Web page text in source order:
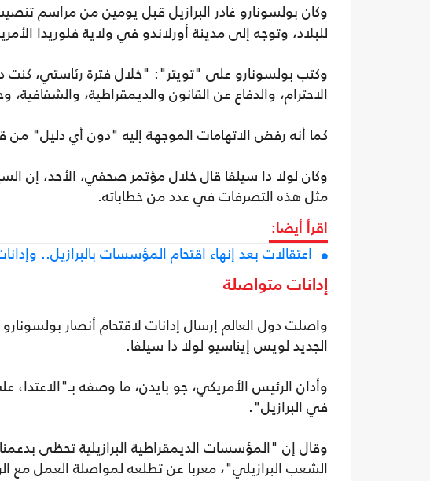
وكان بولسونارو غادر البرازيل قبل يومين من مراسم
للبلاد، وتوجه إلى مدينة أورلاندو في ولاية فلوريدا
وكتب بولسونارو على "تويتر": "خلال فترة رئاستي، كنت
الاحترام، والدفاع عن القانون والديمقراطية، والشفافية،
كما أنه رفض الاتهامات الموجهة إليه "دون أي دليل" من
وكان لولا دا سيلفا قال خلال مؤتمر صحفي، الأحد، إن
مثل هذه التصرفات في عدد من خطاباته.
اقرأ أيضا:
اعتقالات بعد إنهاء اقتحام المؤسسات بالبرازيل..
إدانات متواصلة
واصلت دول العالم إرسال إدانات لاقتحام أنصار
الجديد لويس إيناسيو لولا دا سيلفا.
وأدان الرئيس الأمريكي، جو بايدن، ما وصفه
في البرازيل".
وقال إن "المؤسسات الديمقراطية البرازيلية تحظى
الشعب البرازيلي"، معربا عن تطلعه لمواصلة العمل مع